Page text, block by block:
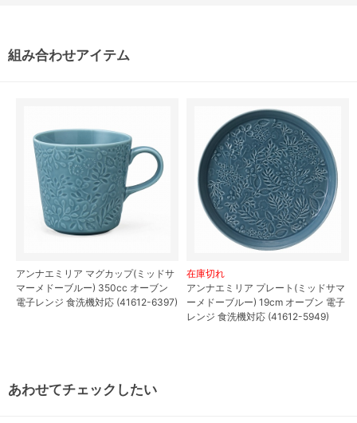
組み合わせアイテム
アンナエミリア マグカップ(ミッドサ
マーメドーブルー) 350cc オーブン
電子レンジ 食洗機対応 (41612-6397)
在庫切れ
アンナエミリア プレート(ミッドサマ
ーメドーブルー) 19cm オーブン 電子
レンジ 食洗機対応 (41612-5949)
あわせてチェックしたい